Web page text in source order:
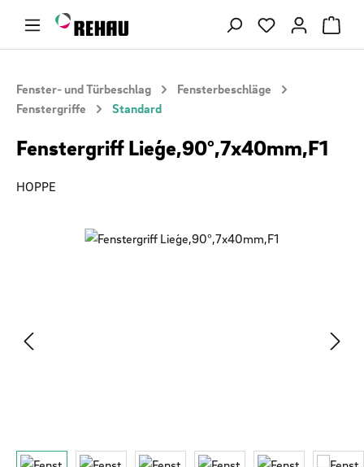
Zum Hauptinhalt springen Du hast 0
Fenster- und Türbeschlag
Fensterbeschläge
Fenstergriffe
Standard
Fenstergriff Lieǵe,90°,7x40mm,F1
HOPPE
Bildergalerie überspringen